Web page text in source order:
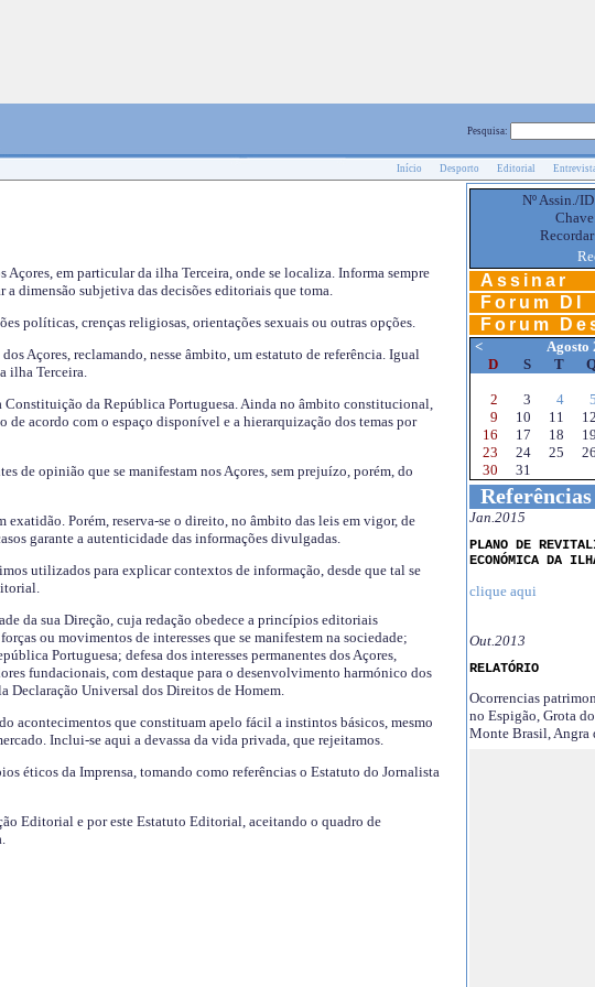
Pesquisa:
Início Desporto Editorial
em particular da ilha Terceira, onde se localiza. Informa sempre
dimensão subjetiva das decisões editoriais que toma.
políticas, crenças religiosas, orientações sexuais ou outras opções.
Açores, reclamando, nesse âmbito, um estatuto de referência. Igual
ilha Terceira.
Constituição da República Portuguesa. Ainda no âmbito constitucional,
acordo com o espaço disponível e a hierarquização dos temas por
de opinião que se manifestam nos Açores, sem prejuízo, porém, do
Porém, reserva-se o direito, no âmbito das leis em vigor, de
garante a autenticidade das informações divulgadas.
utilizados para explicar contextos de informação, desde que tal se
da sua Direção, cuja redação obedece a princípios editoriais
ou movimentos de interesses que se manifestem na sociedade;
Portuguesa; defesa dos interesses permanentes dos Açores,
fundacionais, com destaque para o desenvolvimento harmónico dos
Declaração Universal dos Direitos de Homem.
acontecimentos que constituam apelo fácil a instintos básicos, mesmo
Inclui-se aqui a devassa da vida privada, que rejeitamos.
éticos da Imprensa, tomando como referências o Estatuto do Jornalista
Editorial e por este Estatuto Editorial, aceitando o quadro de
Nº Assin./
Assinar
Forum DI
Forum
<
Agosto
D
S T
2
3 4 5
9
10 11 12
16
17 18 19
23
24 25 26
30
31
Referências
Jan.2015
PLANO DE
ECONÓMICA DA
clique aqui
Out.2013
RELATÓRIO
Ocorrencias
no Espigão, Grota
Monte Brasil, Angra